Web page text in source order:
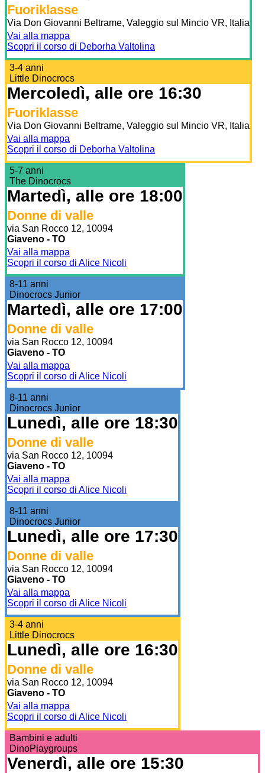
Fuoriklasse
Via Don Giovanni Beltrame, Valeggio sul Mincio VR, Italia
Vai alla mappa
Scopri il corso di Deborha Valtolina
3-4 anni
Little Dinocrocs
Mercoledì, alle ore 16:30
Fuoriklasse
Via Don Giovanni Beltrame, Valeggio sul Mincio VR, Italia
Vai alla mappa
Scopri il corso di Deborha Valtolina
5-7 anni
The Dinocrocs
Martedì, alle ore 18:00
Donne di valle
via San Rocco 12, 10094
Giaveno - TO
Vai alla mappa
Scopri il corso di Alice Nicoli
8-11 anni
Dinocrocs Junior
Martedì, alle ore 17:00
Donne di valle
via San Rocco 12, 10094
Giaveno - TO
Vai alla mappa
Scopri il corso di Alice Nicoli
8-11 anni
Dinocrocs Junior
Lunedì, alle ore 18:30
Donne di valle
via San Rocco 12, 10094
Giaveno - TO
Vai alla mappa
Scopri il corso di Alice Nicoli
8-11 anni
Dinocrocs Junior
Lunedì, alle ore 17:30
Donne di valle
via San Rocco 12, 10094
Giaveno - TO
Vai alla mappa
Scopri il corso di Alice Nicoli
3-4 anni
Little Dinocrocs
Lunedì, alle ore 16:30
Donne di valle
via San Rocco 12, 10094
Giaveno - TO
Vai alla mappa
Scopri il corso di Alice Nicoli
Bambini e adulti
DinoPlaygroups
Venerdì, alle ore 15:30